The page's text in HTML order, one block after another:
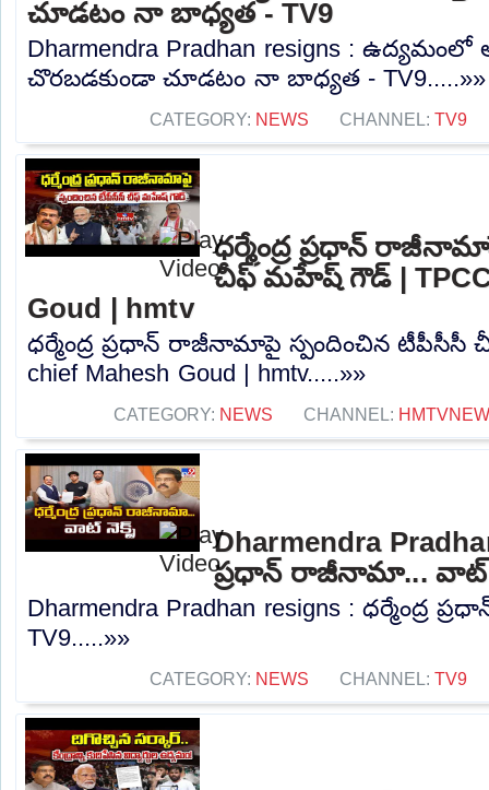
చూడటం నా బాధ్యత - TV9
Dharmendra Pradhan resigns : ఉద్యమంలో
చొరబడకుండా చూడటం నా బాధ్యత - TV9.....»»
CATEGORY: NEWS CHANNEL: TV9
ధర్మేంద్ర ప్రధాన్
చీఫ్ మహేష్ గౌడ్ | TPCC
Goud | hmtv
ధర్మేంద్ర ప్రధాన్ రాజీనామాపై స్పందించిన టీపీసీసీ
chief Mahesh Goud | hmtv.....»»
CATEGORY: NEWS CHANNEL:
Dharmendra
ప్రధాన్ రాజీనామా... వాట్
Dharmendra Pradhan resigns : ధర్మేంద్ర
TV9.....»»
CATEGORY: NEWS CHANNEL: TV9